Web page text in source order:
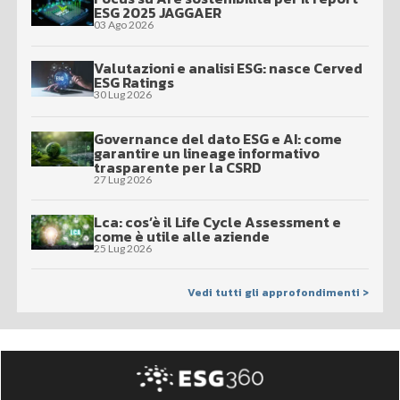
ESG 2025 JAGGAER
03 Ago 2026
Valutazioni e analisi ESG: nasce Cerved
ESG Ratings
30 Lug 2026
Governance del dato ESG e AI: come
garantire un lineage informativo
trasparente per la CSRD
27 Lug 2026
Lca: cos’è il Life Cycle Assessment e
come è utile alle aziende
25 Lug 2026
Vedi tutti gli approfondimenti >